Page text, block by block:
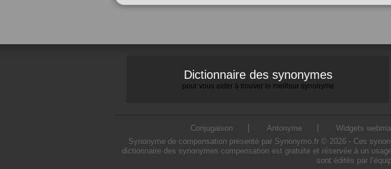
Dictionnaire des synonymes
pour vous aider à trouver le meilleur synonyme
Conjugaison Antonyme Widgets
Synonyme de compensation présenté par Synonymo.fr © 2026 - Ces
dictionnaire des synonymes compensation est gratuite et réservée à un
sont édités par